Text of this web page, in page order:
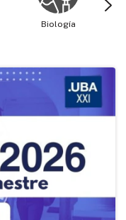
Biología